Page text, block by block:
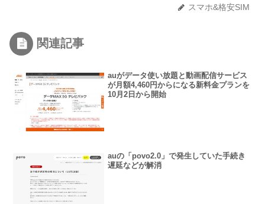
スマホ&格安SIM
関連記事
auがデータ使い放題と動画配信サービス
が月額4,460円からになる新料金プランを
10月2日から開始
auの「povo2.0」で発生していた手続き
遅延などが解消